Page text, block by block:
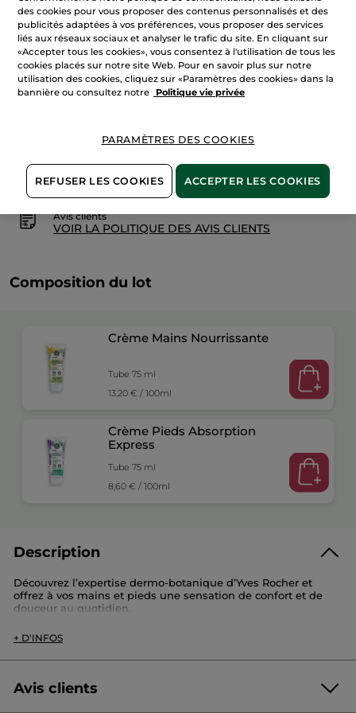
sur
Duo
Crème
Mains
&
Pieds
AJOUTER AU PANIER
Livraison à partir du13/08
Satisfait ou remboursé
Conditions générales de vente
VOIR LES CONDITIONS GÉNÉRALES ICI
Avis clients
VOIR LA POLITIQUE DES AVIS CLIENTS
Composition du lot
Crème Mains Nourrissante
Tube 75 ml
13,20 € / 100ml
Crème Pieds Absorption
Express
Tube 75 ml
8,60 € / 100ml
Description
Découvrez l’expertise dermo-botanique d’Yves Rocher et
offrez à vos mains et pieds une sensation de confort et de
douceur au quotidien.
Ce set se compose de :
- Crème Mains Nourrissante à l’Eau d’Arnica Bio (75 ml) :
cuticules et rend les mains souples, parfumées et
parfaitement douces. Convient aux peaux normales à sèches.
+ D'INFOS
Avis clients
des cookies pour vous proposer des contenus personnalisés et des
publicités adaptées à vos préférences, vous proposer des services
liés aux réseaux sociaux et analyser le trafic du site. En cliquant sur
«Accepter tous les cookies», vous consentez à l'utilisation de tous les
cookies placés sur notre site Web. Pour en savoir plus sur notre
utilisation des cookies, cliquez sur «Paramètres des cookies» dans la
bannière ou consultez notre
Politique vie privée
PARAMÈTRES DES COOKIES
REFUSER LES COOKIES ACCEPTER LES COOKIES